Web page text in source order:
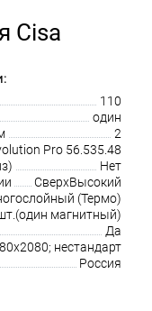
Cisa
110
один
2
Pro 56.535.48
Нет
СверхВысокий
(Термо)
магнитный)
Да
нестандарт
Россия